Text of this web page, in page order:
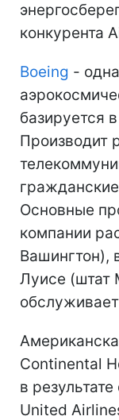
конкурента
Boeing -
базируется
Производит
Основные
компании
Вашингтон),
Луисе (штат
Continental
в
United